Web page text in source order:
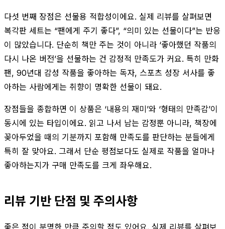
다섯 번째 장점은 선물용 적합성이에요. 실제 리뷰를 살펴보면
복각판 세트는 “팬에게 주기 좋다”, “의미 있는 선물이다”는 반응
이 많았습니다. 단순히 책만 주는 것이 아니라 ‘좋아했던 작품의
다시 나온 버전’을 선물하는 건 감정적 만족도가 커요. 특히 만화
팬, 90년대 감성 작품을 좋아하는 독자, 스포츠 성장 서사를 좋
아하는 사람에게는 취향이 명확한 선물이 돼요.
장점들을 종합하면 이 상품은 ‘내용의 재미’와 ‘형태의 만족감’이
동시에 있는 타입이에요. 읽고 나서 남는 감정뿐 아니라, 책장에
꽂아두었을 때의 기분까지 포함해 만족도를 판단하는 분들에게
특히 잘 맞아요. 그래서 단순 평점보다도 실제로 작품을 얼마나
좋아하는지가 구매 만족도를 크게 좌우해요.
리뷰 기반 단점 및 주의사항
좋은 점이 분명한 만큼 주의할 점도 있어요. 실제 리뷰를 살펴보